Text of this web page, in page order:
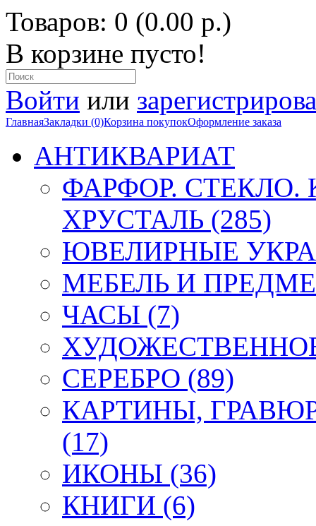
Товаров: 0 (0.00 р.)
В корзине пусто!
Войти или
ГлавнаяЗакладки (0)Корзина покупокОформление заказа
АНТИКВАРИАТ
ФАРФОР.
ХРУСТАЛЬ (285)
ЮВЕЛИРНЫЕ
МЕБЕЛЬ И
ЧАСЫ (7)
СЕРЕБРО (89)
КАРТИНЫ,
(17)
ИКОНЫ (36)
КНИГИ (6)